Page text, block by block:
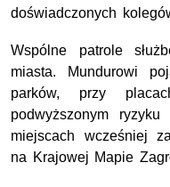
doświadczonych
Wspólne patrole
miasta. Mundurowi
parków, przy
podwyższonym
miejscach wcześniej
na Krajowej Mapie